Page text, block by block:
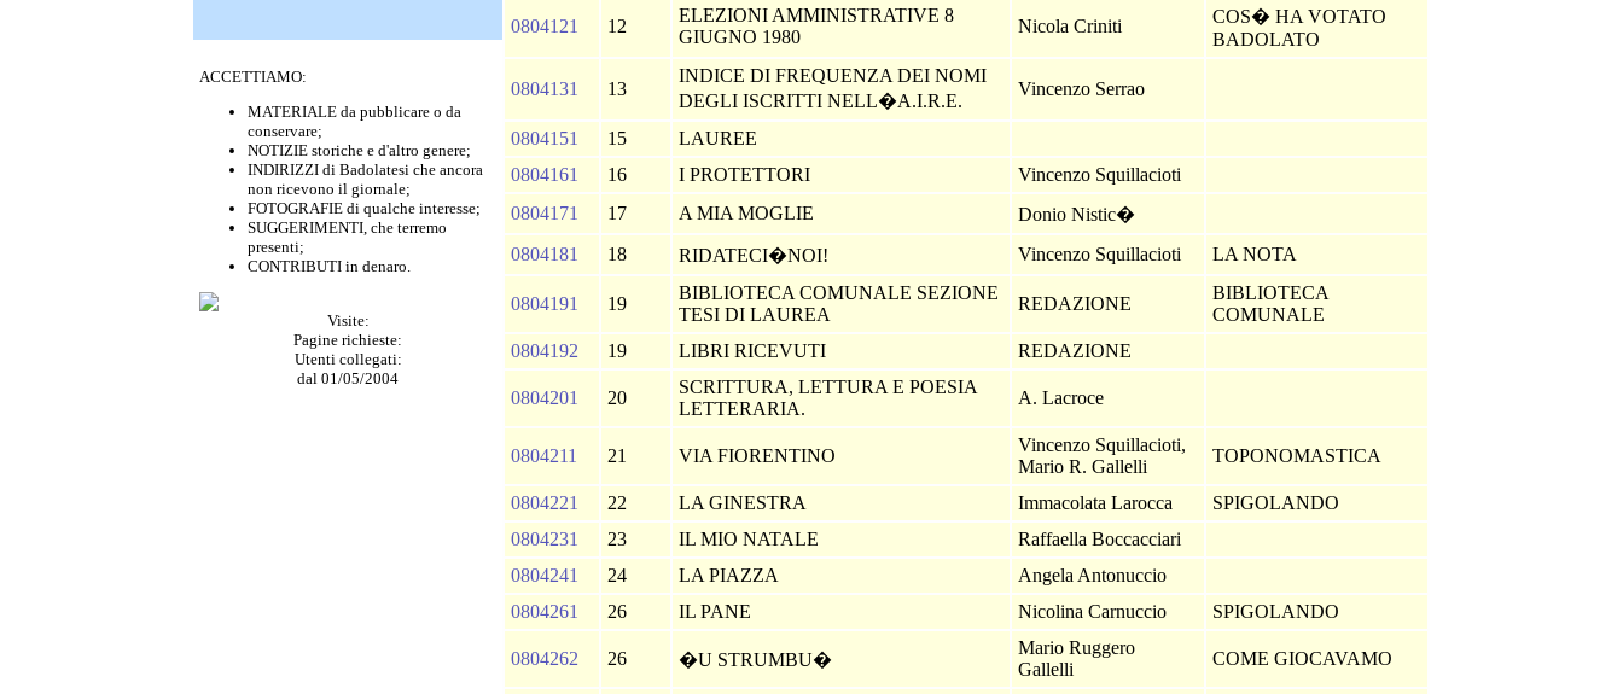
ACCETTIAMO:
MATERIALE da pubblicare o da
conservare;
NOTIZIE storiche e d'altro genere;
INDIRIZZI di Badolatesi che ancora
non ricevono il giornale;
FOTOGRAFIE di qualche interesse;
SUGGERIMENTI, che terremo
presenti;
CONTRIBUTI in denaro.
Visite:
Pagine richieste:
Utenti collegati:
dal 01/05/2004
0804121 12
ELEZIONI AMMINISTRATIVE 8
GIUGNO 1980
Nicola Criniti
COS� HA VOTATO
BADOLATO
0804131 13
INDICE DI FREQUENZA DEI NOMI
DEGLI ISCRITTI NELL�A.I.R.E.
Vincenzo Serrao
0804151 15
LAUREE
0804161
16 I PROTETTORI
Vincenzo Squillacioti
0804171
17 A MIA MOGLIE
Donio Nistic�
0804181
18 RIDATECI�NOI! Vincenzo Squillacioti LA NOTA
0804191 19
BIBLIOTECA COMUNALE SEZIONE
TESI DI LAUREA
REDAZIONE
BIBLIOTECA
COMUNALE
0804192
19 LIBRI RICEVUTI REDAZIONE
0804201 20
SCRITTURA, LETTURA E POESIA
LETTERARIA.
A. Lacroce
0804211 21 VIA FIORENTINO
Vincenzo Squillacioti,
Mario R. Gallelli
TOPONOMASTICA
0804221 22 LA GINESTRA Immacolata Larocca
SPIGOLANDO
0804231
23 IL MIO NATALE
Raffaella Boccacciari
0804241
24 LA PIAZZA
Angela Antonuccio
0804261
26 IL PANE Nicolina Carnuccio SPIGOLANDO
0804262 26 �U STRUMBU�
Mario Ruggero
Gallelli
COME GIOCAVAMO